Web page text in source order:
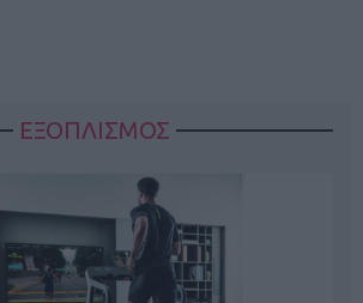
ΕΞΟΠΛΙΣΜΟΣ